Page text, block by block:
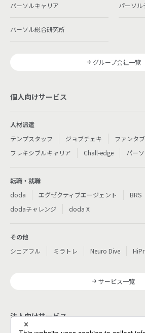
パーソルキャリア パーソ
パーソル総合研究所
グループ会社一覧
個人向けサービス
人材派遣
テンプスタッフ
ジョブチェキ
ファンタ
フレキシブルキャリア
Chall-edge パー
転職・就職
doda
エグゼクティブエージェント BRS
dodaチャレンジ
doda X
その他
シェアフル
ミラトレ Neuro Dive
サービス一覧
法人向けサービス